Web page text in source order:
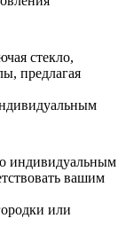
стекло,
предлагая
индивидуальным
вашим
или